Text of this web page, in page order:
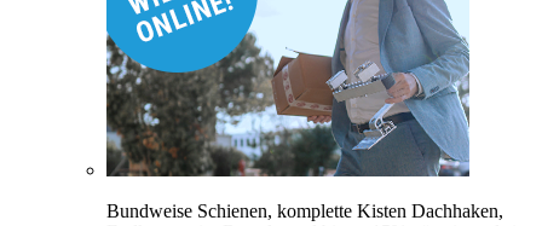
Bundweise Schienen, komplette Kisten Dachhaken,